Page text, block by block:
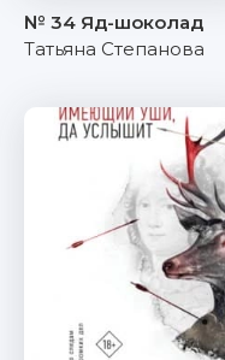
№ 34 Яд-шоколад
Татьяна Степанова